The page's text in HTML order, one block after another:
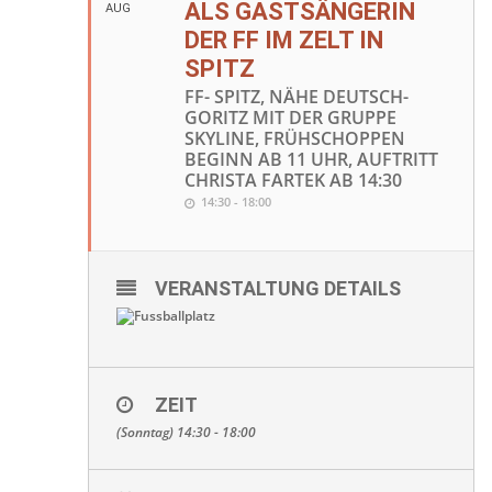
AUG
ALS GASTSÄNGERIN
DER FF IM ZELT IN
SPITZ
FF- SPITZ, NÄHE DEUTSCH-
GORITZ MIT DER GRUPPE
SKYLINE, FRÜHSCHOPPEN
BEGINN AB 11 UHR, AUFTRITT
CHRISTA FARTEK AB 14:30
14:30 - 18:00
VERANSTALTUNG DETAILS
ZEIT
(Sonntag) 14:30 - 18:00